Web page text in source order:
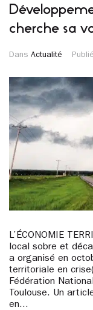
cherche sa
Dans Actualité
L’ÉCONOMIE
local sobre et
a organisé en
territoriale en
Fédération
Toulouse. Un
en...